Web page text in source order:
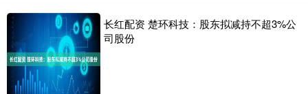
长红配资 楚环科技：股东拟减持不超3%公
司股份